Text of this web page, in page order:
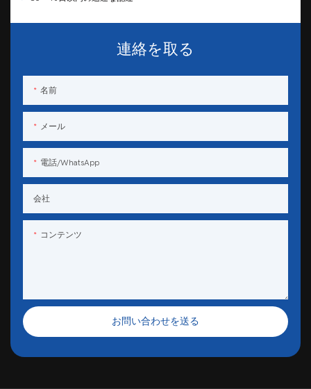
連絡を取る
名前
メール
電話/WhatsApp
会社
コンテンツ
お問い合わせを送る